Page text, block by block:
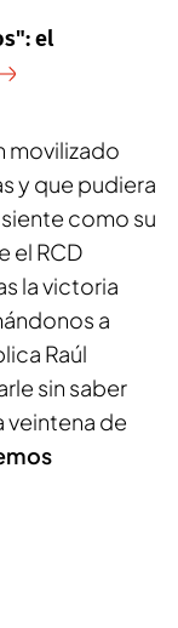
el
movilizado
y que pudiera
como su
el RCD
la victoria
a
Raúl
sin saber
veintena de